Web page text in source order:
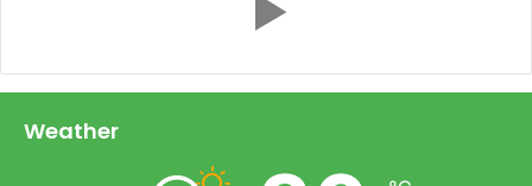
Weather